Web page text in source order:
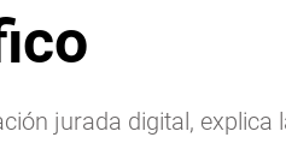
jurada digital, explica